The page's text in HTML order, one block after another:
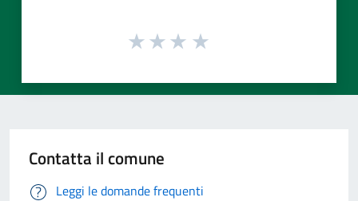
Contatta il comune
Leggi le domande frequenti